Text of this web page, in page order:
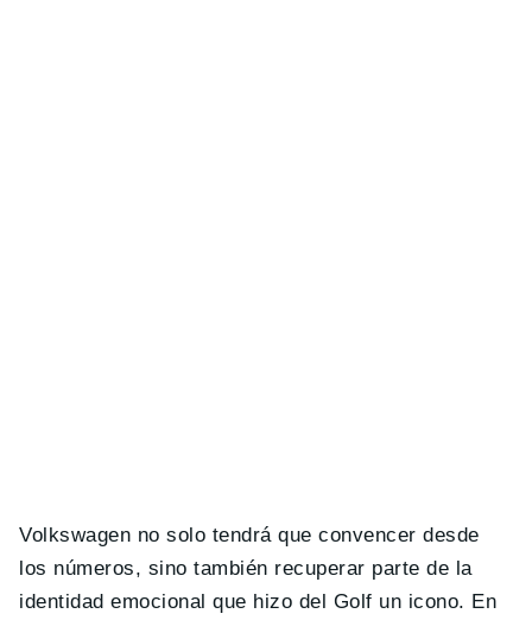
Volkswagen no solo tendrá que convencer desde
los números, sino también recuperar parte de la
identidad emocional que hizo del Golf un icono. En